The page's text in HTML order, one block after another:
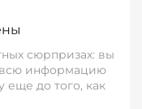
сюрпризах: вы
информацию
еще до того, как